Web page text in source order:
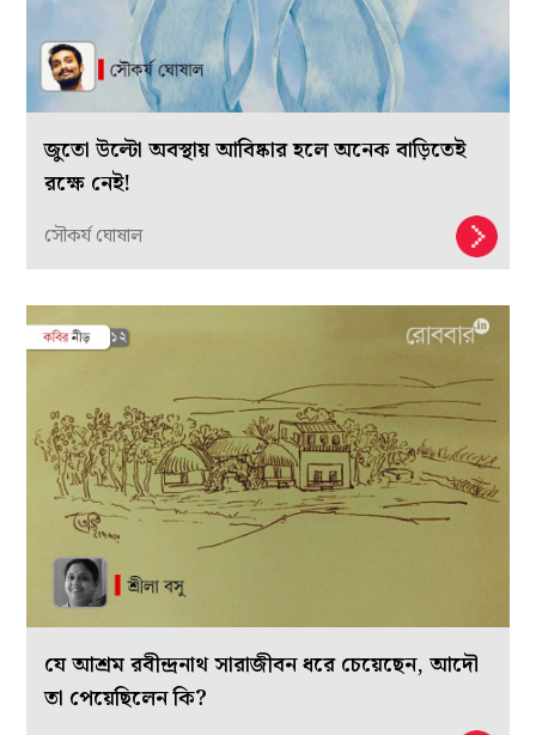
জুতো উল্টো অবস্থায় আবিষ্কার হলে অনেক বাড়িতেই
রক্ষে নেই!
সৌকর্য ঘোষাল
যে আশ্রম রবীন্দ্রনাথ সারাজীবন ধরে চেয়েছেন, আদৌ
তা পেয়েছিলেন কি?